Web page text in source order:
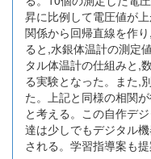
昇に比例して電圧値が
関係から回帰直線を作
ると,水銀体温計の測定
タル体温計の仕組みと,
る実験となった。また,
た。上記と同様の相関
と考える。この自作デ
達は少しでもデジタル
される。学習指導案も提